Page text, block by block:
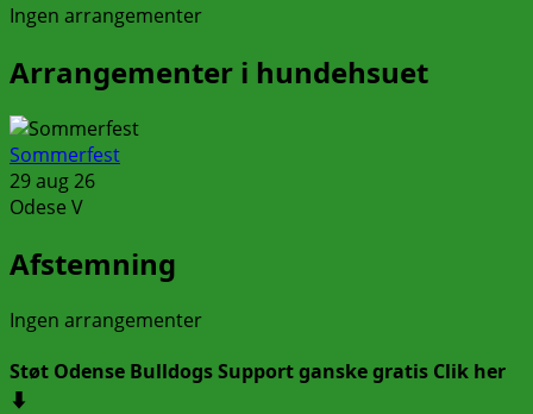
Ingen arrangementer
Arrangementer i hundehsuet
Sommerfest
29 aug 26
Odese V
Afstemning
Ingen arrangementer
Støt Odense Bulldogs Support ganske gratis Clik her
⬇️